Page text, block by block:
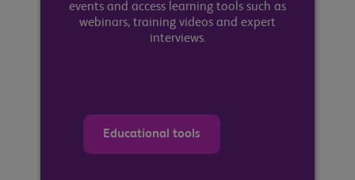
events and access learning tools such as
webinars, training videos and expert
interviews.
Educational tools